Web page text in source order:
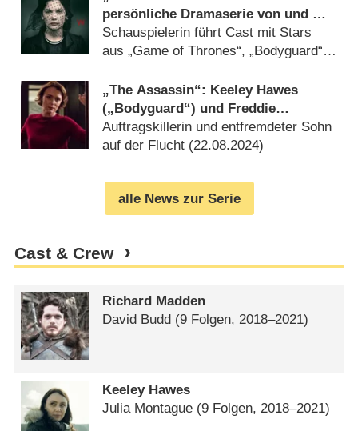
persönliche Dramaserie von und mit
Ruth Wilson („Luther“)
Schauspielerin führt Cast mit Stars
aus „Game of Thrones“, „Bodyguard“
„The Assassin“: Keeley Hawes
(„Bodyguard“) und Freddie
Highmore („Good Doctor“) in
Action-Serie des ZDF
Auftragskillerin und entfremdeter Sohn
auf der Flucht (22.08.2024)
alle News zur Serie
Cast & Crew
Richard Madden
David Budd (9 Folgen, 2018⁠–⁠2021)
Keeley Hawes
Julia Montague (9 Folgen, 2018⁠–⁠2021)